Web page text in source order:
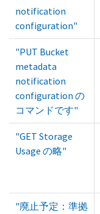
notification
configuration"
"PUT Bucket
metadata
notification
configuration の
コマンドです"
"GET Storage
Usage の略"
"廃止予定：準拠